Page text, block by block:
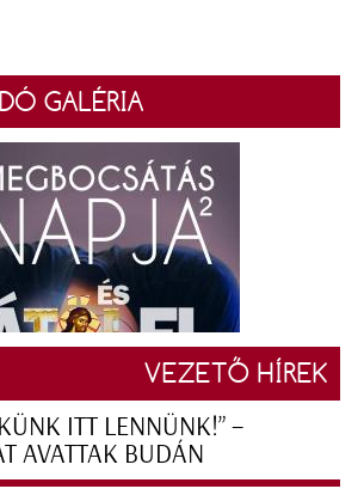
GALÉRIA
VEZETŐ HÍREK
ITT LENNÜNK!” –
AVATTAK BUDÁN